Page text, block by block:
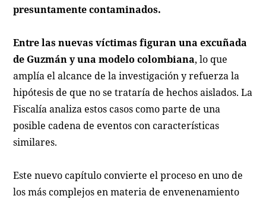
presuntamente contaminados.
Entre las nuevas víctimas figuran una excuñada
de Guzmán y una modelo colombiana, lo que
amplía el alcance de la investigación y refuerza la
hipótesis de que no se trataría de hechos aislados. La
Fiscalía analiza estos casos como parte de una
posible cadena de eventos con características
similares.
Este nuevo capítulo convierte el proceso en uno de
los más complejos en materia de envenenamiento